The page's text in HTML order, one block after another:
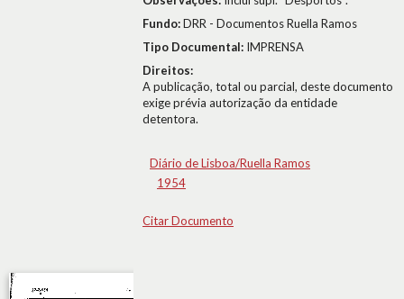
Fundo:DRR - Documentos Ruella Ramos
Tipo Documental: IMPRENSA
Direitos:
A publicação, total ou parcial, deste documento
exige prévia autorização da entidade
detentora.
Diário de Lisboa/Ruella Ramos
1954
Citar Documento